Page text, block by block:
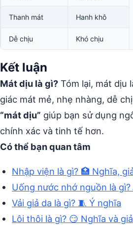
Thanh mát Hanh khô
Dễ chịu Khó chịu
Kết luận
Mát dịu là gì? Tóm lại, mát dịu
giác mát mẻ, nhẹ nhàng, dễ
“mát dịu” giúp bạn sử dụng
chính xác và tinh tế hơn.
Có thể bạn quan tâm
Nhập viện là gì? 🏥 Nghĩa,
Uống nước nhớ nguồn là gì?
Vải giả da là gì? 🧵 Ý nghĩa
Lôi thôi là gì? 😏 Nghĩa và